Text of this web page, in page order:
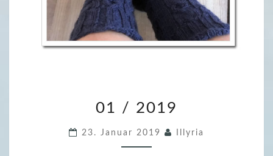
1
/
2
01 / 2019
23. Januar 2019 Illyria